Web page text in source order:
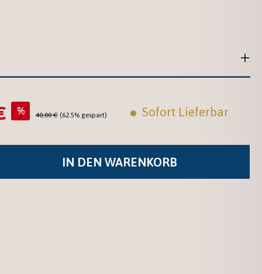
% Regulärer Preis:
40,00 € (62.5% gespart) Sofort Lieferbar
IN DEN WARENKORB